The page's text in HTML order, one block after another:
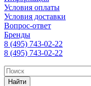
Условия оплаты
Условия доставки
Вопрос-ответ
Бренды
8 (495) 743-02-22
8 (495) 743-02-22
Найти